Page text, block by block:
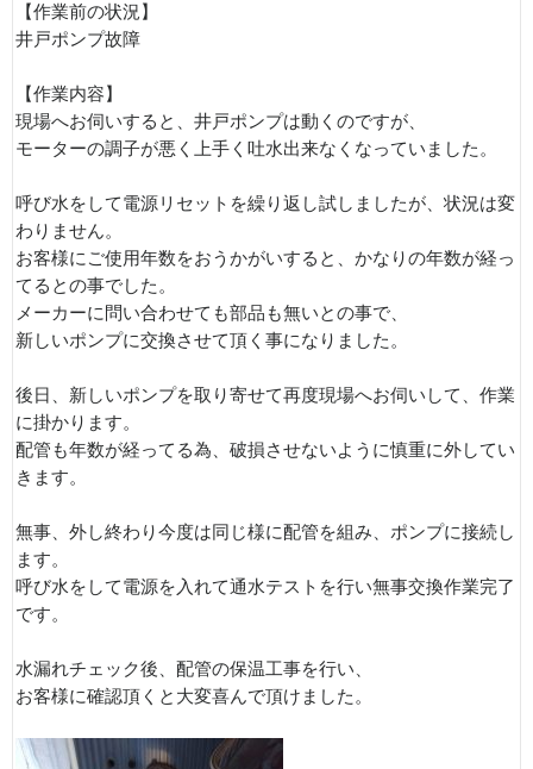
【作業前の状況】
井戸ポンプ故障
【作業内容】
現場へお伺いすると、井戸ポンプは動くのですが、
モーターの調子が悪く上手く吐水出来なくなっていました。
呼び水をして電源リセットを繰り返し試しましたが、状況は変
わりません。
お客様にご使用年数をおうかがいすると、かなりの年数が経っ
てるとの事でした。
メーカーに問い合わせても部品も無いとの事で、
新しいポンプに交換させて頂く事になりました。
後日、新しいポンプを取り寄せて再度現場へお伺いして、作業
に掛かります。
配管も年数が経ってる為、破損させないように慎重に外してい
きます。
無事、外し終わり今度は同じ様に配管を組み、ポンプに接続し
ます。
呼び水をして電源を入れて通水テストを行い無事交換作業完了
です。
水漏れチェック後、配管の保温工事を行い、
お客様に確認頂くと大変喜んで頂けました。